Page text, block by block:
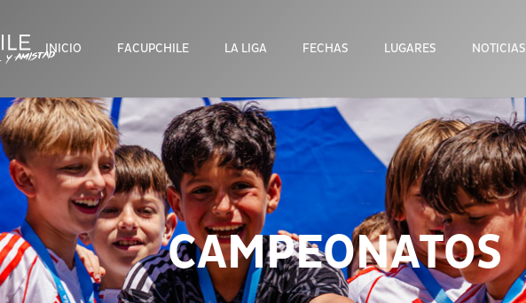
INICIO FACUPCHILE LA LIGA FECHAS LUGARES NOTICIAS
CAMPEONATOS